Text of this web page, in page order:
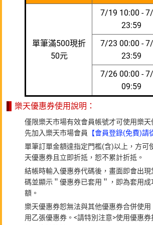
單筆滿500現折
50元
7/19 10:00 -
23:59
7/23 00:00 -
23:59
7/26 00:00 -
09:59
樂天優惠券使用說明：
僅限樂天市場有效會員帳號才可使用樂
先加入樂天市場會員
【會員登錄(免費)請
單筆訂單金額達指定門檻(含)以上，方可
天優惠券且立即折抵，恕不累計折抵。
結帳時輸入優惠券代碼後，畫面即會出
碼並顯示＂優惠券已套用＂，即為套用
額。
樂天優惠券恕無法與其他優惠券合併使
用乙張優惠券。<請特別注意>使用優惠